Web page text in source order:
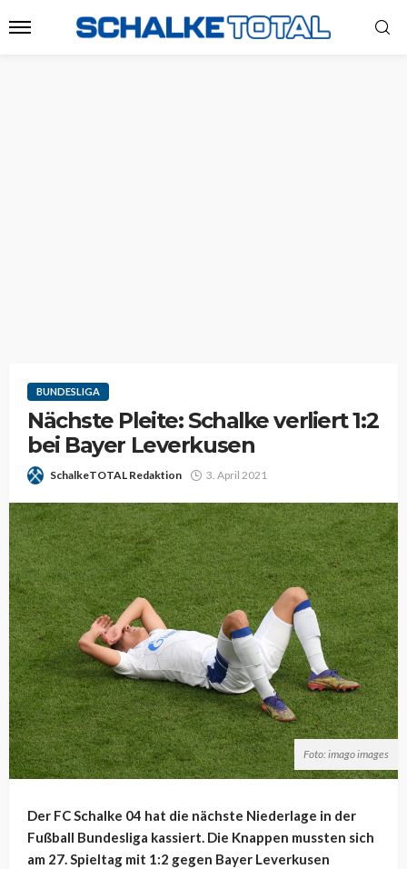
BUNDESLIGA
Nächste Pleite: Schalke verliert 1:2
bei Bayer Leverkusen
SchalkeTOTAL Redaktion 3. April 2021
Foto: imago images
Der FC Schalke 04 hat die nächste Niederlage in der
Fußball Bundesliga kassiert. Die Knappen mussten sich
am 27. Spieltag mit 1:2 gegen Bayer Leverkusen